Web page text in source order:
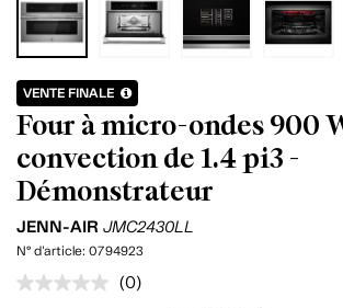
VENTE FINALE
Four à micro-ondes 900
convection de 1.4 pi3 -
Démonstrateur
JENN-AIR JMC2430LL
N° d'article: 0794923
Aucune
(0)